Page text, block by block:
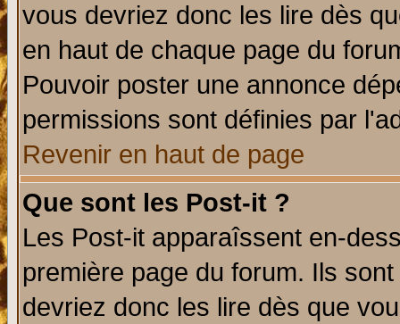
vous devriez donc les lire dès
en haut de chaque page du
Pouvoir poster une annonce
permissions sont définies par
Revenir en haut de page
Que sont les Post-it ?
Les Post-it apparaîssent en-
première page du forum. Ils
devriez donc les lire dès que